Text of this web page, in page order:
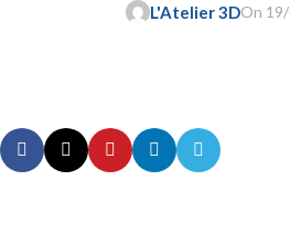
L'Atelier 3DOn